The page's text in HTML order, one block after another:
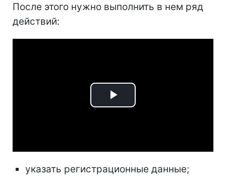
После этого нужно выполнить в нем ряд
действий:
Play
указать регистрационные данные;